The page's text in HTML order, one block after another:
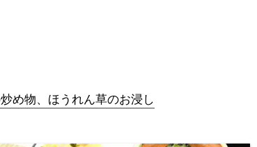
め物、ほうれん草のお浸し